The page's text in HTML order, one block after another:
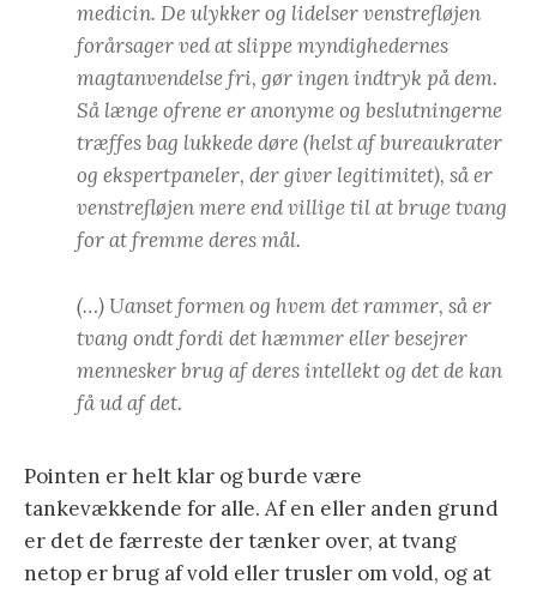
medicin. De ulykker og lidelser venstrefløjen
forårsager ved at slippe myndighedernes
magtanvendelse fri, gør ingen indtryk på dem.
Så længe ofrene er anonyme og beslutningerne
træffes bag lukkede døre (helst af bureaukrater
og ekspertpaneler, der giver legitimitet), så er
venstrefløjen mere end villige til at bruge tvang
for at fremme deres mål.
(…) Uanset formen og hvem det rammer, så er
tvang ondt fordi det hæmmer eller besejrer
mennesker brug af deres intellekt og det de kan
få ud af det.
Pointen er helt klar og burde være
tankevækkende for alle. Af en eller anden grund
er det de færreste der tænker over, at tvang
netop er brug af vold eller trusler om vold, og at